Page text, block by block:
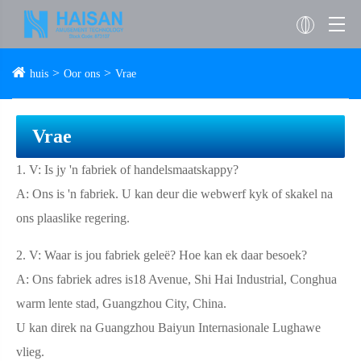
huis Oor ons Vrae
Vrae
1. V: Is jy 'n fabriek of handelsmaatskappy?
A: Ons is 'n fabriek. U kan deur die webwerf kyk of skakel na
ons plaaslike regering.
2. V: Waar is jou fabriek geleë? Hoe kan ek daar besoek?
A: Ons fabriek adres is18 Avenue, Shi Hai Industrial, Conghua
warm lente stad, Guangzhou City, China.
U kan direk na Guangzhou Baiyun Internasionale Lughawe
vlieg.